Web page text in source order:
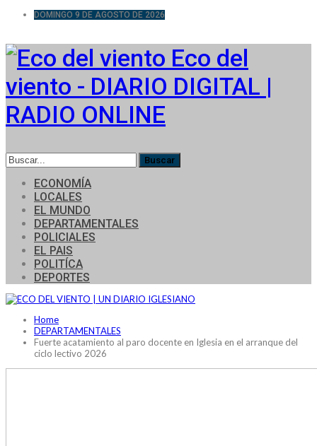
DOMINGO 9 DE AGOSTO DE 2026
Eco del
viento - DIARIO DIGITAL |
RADIO ONLINE
ECONOMÍA
LOCALES
EL MUNDO
DEPARTAMENTALES
POLICIALES
EL PAIS
POLITÍCA
DEPORTES
Home
DEPARTAMENTALES
Fuerte acatamiento al paro docente en Iglesia en el arranque del
ciclo lectivo 2026